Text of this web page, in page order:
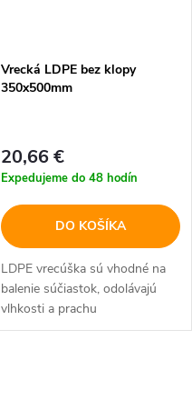
Vrecká LDPE bez klopy
350x500mm
20,66 €
Expedujeme do 48 hodín
DO KOŠÍKA
LDPE vrecúška sú vhodné na
balenie súčiastok, odolávajú
vlhkosti a prachu